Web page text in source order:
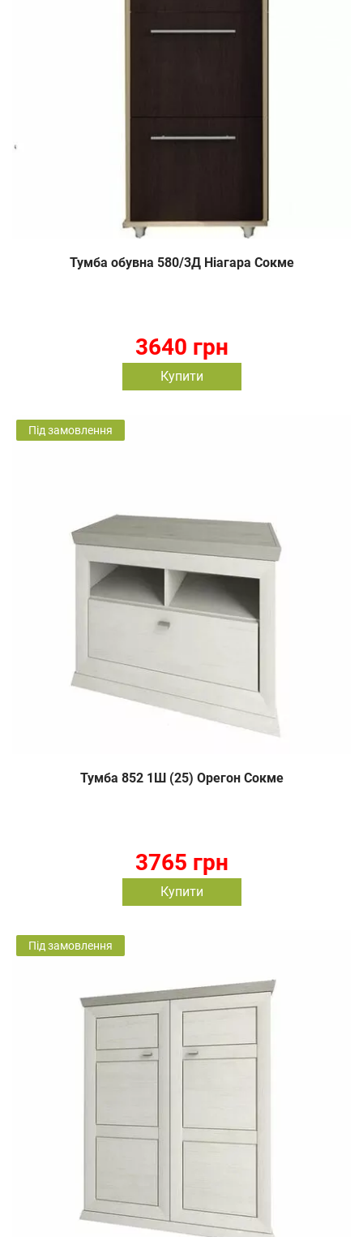
Тумба обувна 580/3Д Ніагара Сокме
3640 грн
Купити
Під замовлення
Тумба 852 1Ш (25) Орегон Сокме
3765 грн
Купити
Під замовлення